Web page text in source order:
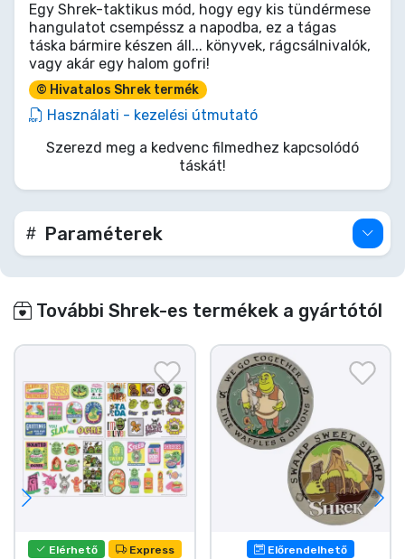
Egy Shrek-taktikus mód, hogy egy kis tündérmese
hangulatot csempéssz a napodba, ez a tágas
táska bármire készen áll... könyvek, rágcsálnivalók,
vagy akár egy halom gofri!
© Hivatalos Shrek termék
Használati - kezelési útmutató
Szerezd meg a kedvenc filmedhez kapcsolódó
táskát!
Paraméterek
További Shrek-es termékek a gyártótól
Elérhető Express Előrendelhető